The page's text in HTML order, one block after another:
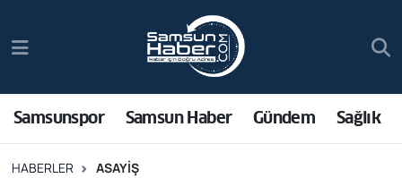
Samsunspor Samsun Haber Gündem Sağlık
HABERLER ASAYIŞ
Samsun Haber
Sağlık
Trafik Durumu
Süper Lig Puan Durumu ve Fikstür